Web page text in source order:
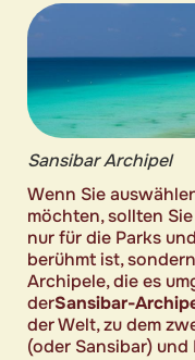
Sansibar Archipel
Wenn Sie
möchten, sollten
nur für die Parks
berühmt ist,
Archipele, die es
derSansibar-
der Welt, zu dem
(oder Sansibar) und